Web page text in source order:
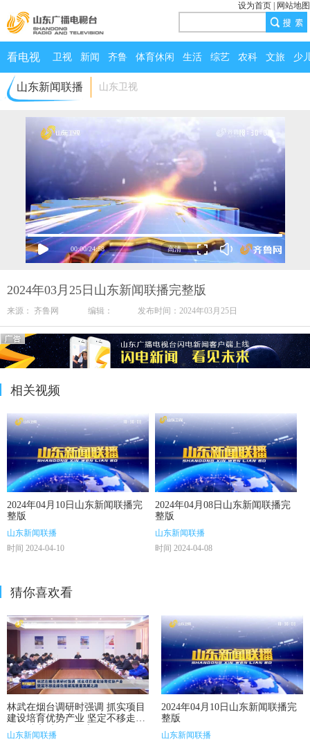
设为首页 网站地图
看电视 卫视 新闻 齐鲁 体育休闲 生活 综艺 农科 文旅 少
山东新闻联播 山东卫视
00:00/24:58
2024年03月25日山东新闻联播完整版
来源： 齐鲁网 编辑： 发布时间：2024年03月25日
相关视频
2024年04月10日山东新闻联播完
整版
山东新闻联播
时间 2024-04-10
2024年04月08日山东新闻联播完
整版
山东新闻联播
时间 2024-04-08
猜你喜欢看
林武在烟台调研时强调 抓实项目
建设培育优势产业 坚定不移走绿
色低碳高质量发展之路
山东新闻联播
2024年04月10日山东新闻联播完
整版
山东新闻联播